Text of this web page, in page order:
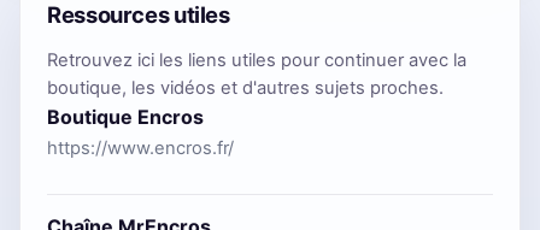
Ressources utiles
Retrouvez ici les liens utiles pour continuer avec la
boutique, les vidéos et d'autres sujets proches.
Boutique Encros
https://www.encros.fr/